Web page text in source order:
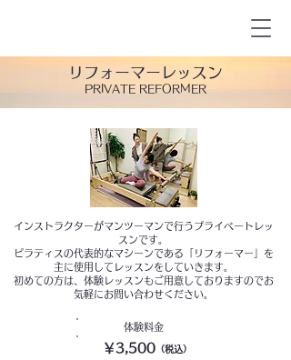
リフォーマーレッスン
PRIVATE REFORMER
インストラクターがマンツーマンで行うプライベートレッ
スンです。
ピラティスの代表的なマシーンである「リフォーマー」を
主に使用してレッスンをしていきます。
初めての方は、体験レッスンもご用意しておりますのでお
気軽にお問い合わせください。​
​体験料金
￥3,500（税込）